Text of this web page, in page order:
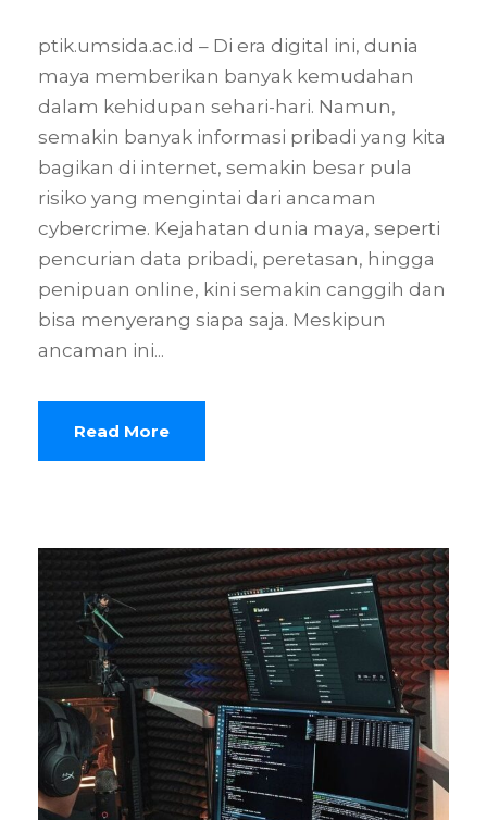
ptik.umsida.ac.id – Di era digital ini, dunia
maya memberikan banyak kemudahan
dalam kehidupan sehari-hari. Namun,
semakin banyak informasi pribadi yang kita
bagikan di internet, semakin besar pula
risiko yang mengintai dari ancaman
cybercrime. Kejahatan dunia maya, seperti
pencurian data pribadi, peretasan, hingga
penipuan online, kini semakin canggih dan
bisa menyerang siapa saja. Meskipun
ancaman ini...
Read More